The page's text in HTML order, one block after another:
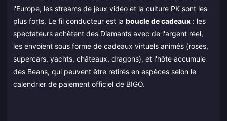
l'Europe, les streams de jeux vidéo et la culture PK sont les
plus forts. Le fil conducteur est la boucle de cadeaux : les
spectateurs achètent des Diamants avec de l'argent réel,
les envoient sous forme de cadeaux virtuels animés (roses,
supercars, yachts, châteaux, dragons), et l'hôte accumule
des Beans, qui peuvent être retirés en espèces selon le
calendrier de paiement officiel de BIGO.